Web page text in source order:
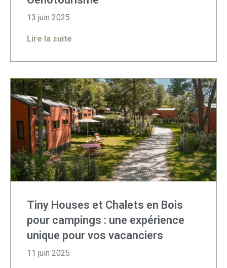
13 juin 2025
Lire la suite
Tiny Houses et Chalets en Bois
pour campings : une expérience
unique pour vos vacanciers
11 juin 2025